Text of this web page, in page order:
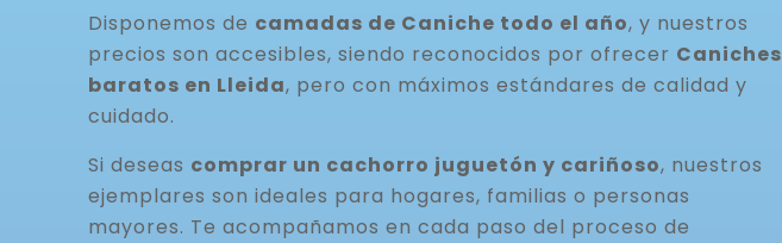
Disponemos de camadas de Caniche todo el año, y nuestros
precios son accesibles, siendo reconocidos por ofrecer Caniches
baratos en Lleida, pero con máximos estándares de calidad y
cuidado.
Si deseas comprar un cachorro juguetón y cariñoso, nuestros
ejemplares son ideales para hogares, familias o personas
mayores. Te acompañamos en cada paso del proceso de